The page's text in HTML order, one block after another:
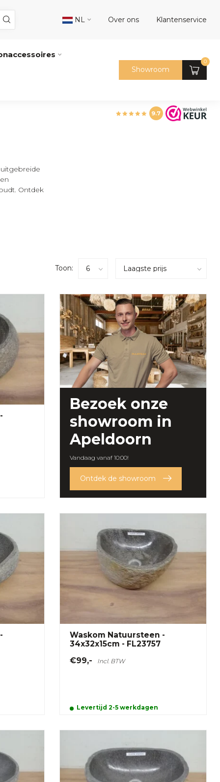
NL Over ons Klantenservice
Showroom
0
9.7
Ontdek
Toon:
Bezoek onze
showroom in
Apeldoorn
Vandaag vanaf 10:00!
Ontdek de showroom
Waskom Natuursteen -
34x32x15cm - FL23757
€99,- Incl. BTW
Levertijd 2-5 werkdagen